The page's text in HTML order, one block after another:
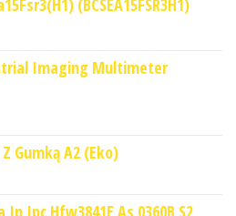
(BCSEA15FSR3H1)
Imaging Multimeter
Gumką A2 (Eko)
Ip Ipc Hfw3841E As 0360B S2